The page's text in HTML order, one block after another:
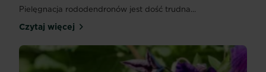
Pielęgnacja rododendronów jest dość trudna...
Czytaj więcejProblemy w uprawie rododendronów